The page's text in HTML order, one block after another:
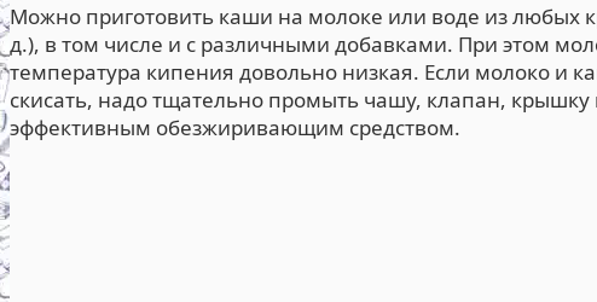
Можно приготовить каши на молоке или воде из любых
д.), в том числе и с различными добавками. При этом
температура кипения довольно низкая. Если молоко и
скисать, надо тщательно промыть чашу, клапан, крышку
эффективным обезжиривающим средством.